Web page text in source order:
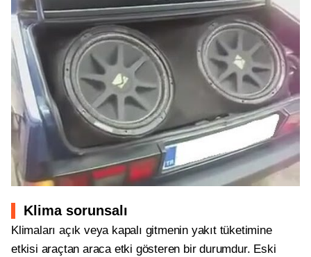
Klima sorunsalı
Klimaları açık veya kapalı gitmenin yakıt tüketimine
etkisi araçtan araca etki gösteren bir durumdur. Eski